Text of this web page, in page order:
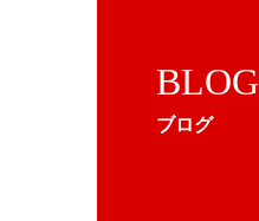
BLOG
ブログ